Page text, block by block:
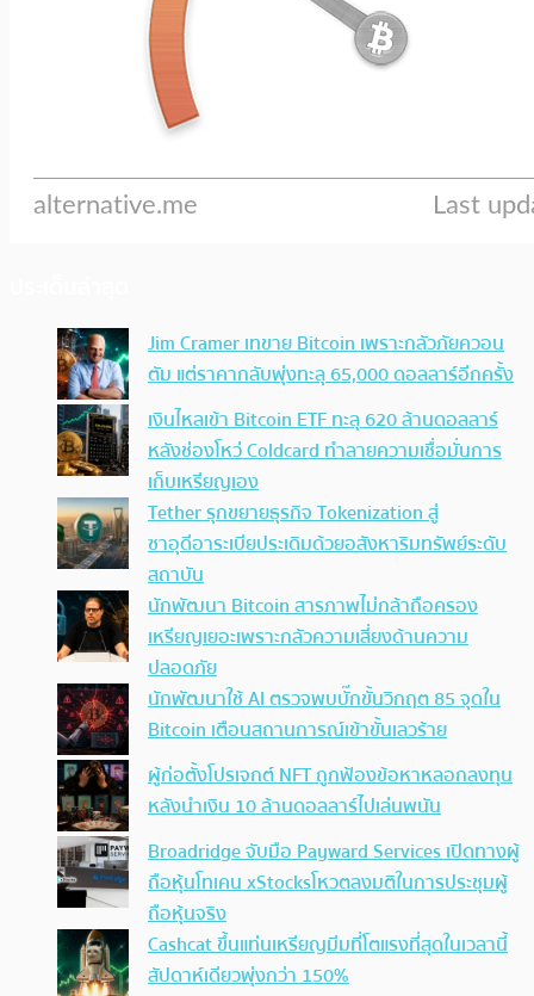
Jim Cramer เทขาย Bitcoin เพราะกลัวภัยควอน
ตัม แต่ราคากลับพุ่งทะลุ 65,000 ดอลลาร์อีกครั้ง
เงินไหลเข้า Bitcoin ETF ทะลุ 620 ล้านดอลลาร์
หลังช่องโหว่ Coldcard ทำลายความเชื่อมั่นการ
เก็บเหรียญเอง
Tether รุกขยายธุรกิจ Tokenization สู่
ซาอุดีอาระเบียประเดิมด้วยอสังหาริมทรัพย์ระดับ
สถาบัน
นักพัฒนา Bitcoin สารภาพไม่กล้าถือครอง
เหรียญเยอะเพราะกลัวความเสี่ยงด้านความ
ปลอดภัย
นักพัฒนาใช้ AI ตรวจพบบั๊กขั้นวิกฤต 85 จุดใน
Bitcoin เตือนสถานการณ์เข้าขั้นเลวร้าย
ผู้ก่อตั้งโปรเจกต์ NFT ถูกฟ้องข้อหาหลอกลงทุน
หลังนำเงิน 10 ล้านดอลลาร์ไปเล่นพนัน
Broadridge จับมือ Payward Services เปิดทางผู้
ถือหุ้นโทเคน xStocksโหวตลงมติในการประชุมผู้
ถือหุ้นจริง
Cashcat ขึ้นแท่นเหรียญมีมที่โตแรงที่สุดในเวลานี้
สัปดาห์เดียวพุ่งกว่า 150%